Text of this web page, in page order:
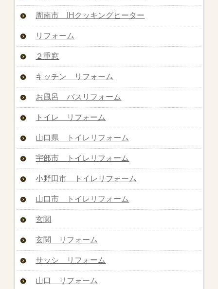
周南市 IHクッキングヒーター
リフォーム
２重窓
キッチン リフォーム
お風呂 バスリフォーム
トイレ リフォーム
山口県 トイレリフォーム
宇部市 トイレリフォーム
小野田市 トイレリフォーム
山口市 トイレリフォーム
玄関
玄関 リフォーム
サッシ リフォーム
山口 リフォーム